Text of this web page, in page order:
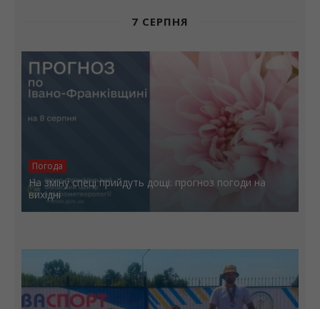
7 СЕРПНЯ
Погода
На зміну спеці прийдуть дощі: прогноз погоди на
вихідні